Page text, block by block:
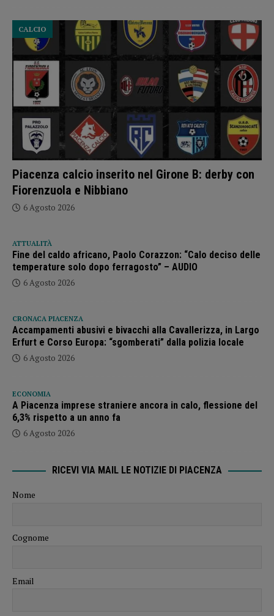
Piacenza calcio inserito nel Girone B: derby con
Fiorenzuola e Nibbiano
CALCIO
6 Agosto 2026
ATTUALITÀ
Fine del caldo africano, Paolo Corazzon: “Calo deciso delle
temperature solo dopo ferragosto” – AUDIO
6 Agosto 2026
CRONACA PIACENZA
Accampamenti abusivi e bivacchi alla Cavallerizza, in Largo
Erfurt e Corso Europa: “sgomberati” dalla polizia locale
6 Agosto 2026
ECONOMIA
A Piacenza imprese straniere ancora in calo, flessione del
6,3% rispetto a un anno fa
6 Agosto 2026
RICEVI VIA MAIL LE NOTIZIE DI PIACENZA
Nome
Cognome
Email